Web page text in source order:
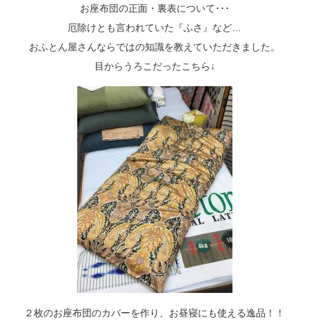
お座布団の正面・裏表について･･･
厄除けとも言われていた『ふさ』など…
おふとん屋さんならではの知識を教えていただきました。
目からうろこだったこちら↓
２枚のお座布団のカバーを作り、お昼寝にも使える逸品！！